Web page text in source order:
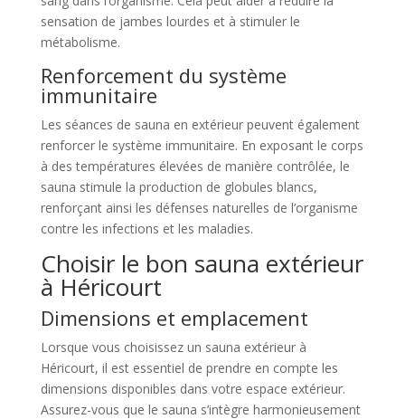
sensation de jambes lourdes et à stimuler le
métabolisme.
Renforcement du système
immunitaire
Les séances de sauna en extérieur peuvent également
renforcer le système immunitaire. En exposant le corps
à des températures élevées de manière contrôlée, le
sauna stimule la production de globules blancs,
renforçant ainsi les défenses naturelles de l’organisme
contre les infections et les maladies.
Choisir le bon sauna extérieur
à Héricourt
Dimensions et emplacement
Lorsque vous choisissez un sauna extérieur à
Héricourt, il est essentiel de prendre en compte les
dimensions disponibles dans votre espace extérieur.
Assurez-vous que le sauna s’intègre harmonieusement